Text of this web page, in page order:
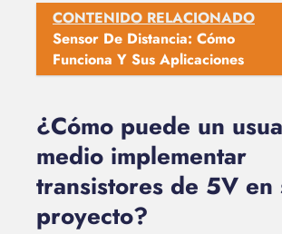
CONTENIDO RELACIONADO
Sensor De Distancia: Cómo
Funciona Y Sus Aplicaciones
¿Cómo puede un
medio implementar
transistores de 5V en
proyecto?